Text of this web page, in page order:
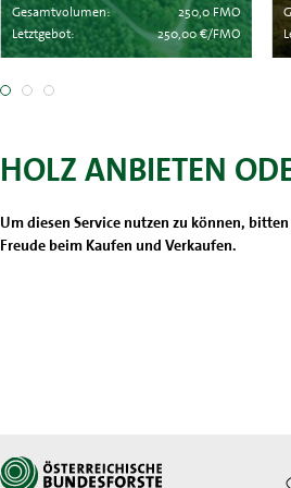
Gesamtvolumen:
250,0 FMO
Letztgebot:
250,00 €/FMO
HOLZ ANBIETEN
Um diesen Service nutzen zu können,
Freude beim Kaufen und Verkaufen.